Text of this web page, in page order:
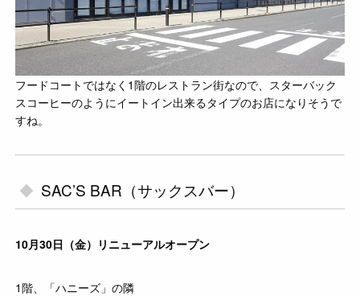
フードコートではなく1階のレストラン街なので、スターバック
スコーヒーのようにイートイン出来るタイプのお店になりそうで
すね。
SAC’S BAR（サックスバー）
10月30日（金）リニューアルオープン
1階、「ハニーズ」の隣